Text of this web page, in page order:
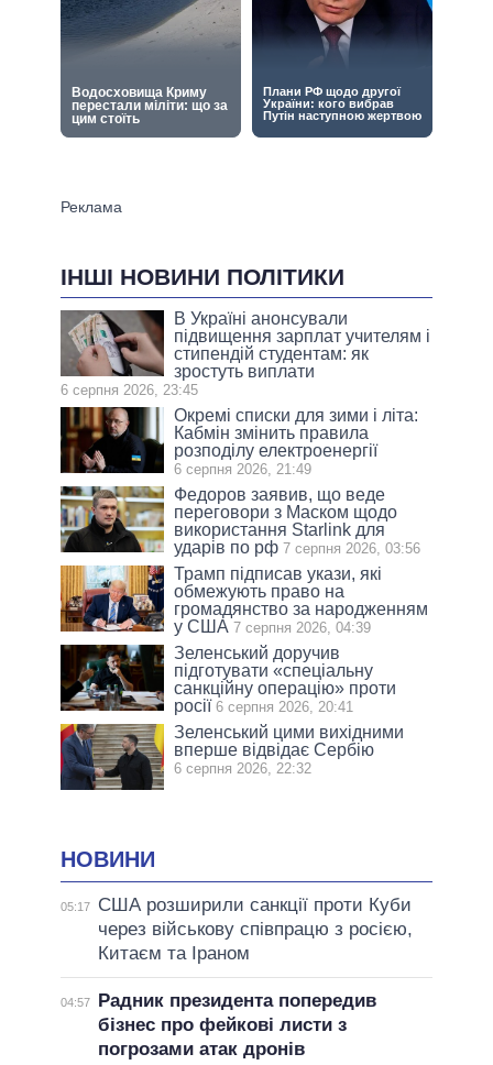
ІНШІ НОВИНИ ПОЛІТИКИ
В Україні анонсували
підвищення зарплат учителям і
стипендій студентам: як
зростуть виплати
6 серпня 2026, 23:45
Окремі списки для зими і літа:
Кабмін змінить правила
розподілу електроенергії
6 серпня 2026, 21:49
Федоров заявив, що веде
переговори з Маском щодо
використання Starlink для
ударів по рф 7 серпня 2026, 03:56
Трамп підписав укази, які
обмежують право на
громадянство за народженням
у США 7 серпня 2026, 04:39
Зеленський доручив
підготувати «спеціальну
санкційну операцію» проти
росії 6 серпня 2026, 20:41
Зеленський цими вихідними
вперше відвідає Сербію
6 серпня 2026, 22:32
НОВИНИ
05:17
США розширили санкції проти Куби
через військову співпрацю з росією,
Китаєм та Іраном
04:57
Радник президента попередив
бізнес про фейкові листи з
погрозами атак дронів